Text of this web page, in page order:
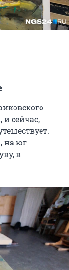
и сейчас,
на юг
в